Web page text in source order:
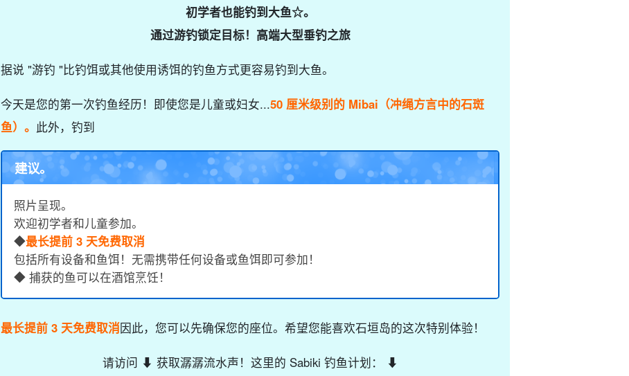
初学者也能钓到大鱼☆。
通过游钓锁定目标！高端大型垂钓之旅
据说 "游钓 "比钓饵或其他使用诱饵的钓鱼方式更容易钓到大鱼。
今天是您的第一次钓鱼经历！即使您是儿童或妇女...50 厘米级别的 Mibai（冲绳方言中的石斑
鱼）。 此外，钓到
建议。
照片呈现。
欢迎初学者和儿童参加。
◆最长提前 3 天免费取消
包括所有设备和鱼饵！无需携带任何设备或鱼饵即可参加！
◆ 捕获的鱼可以在酒馆烹饪！
最长提前 3 天免费取消因此，您可以先确保您的座位。希望您能喜欢石垣岛的这次特别体验！
请访问 ⬇︎ 获取潺潺流水声！这里的 Sabiki 钓鱼计划： ⬇︎